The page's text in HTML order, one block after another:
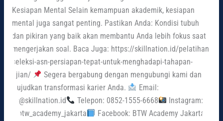
Kesiapan Mental Selain kemampuan akademik, kesiapan
mental juga sangat penting. Pastikan Anda: Kondisi tubuh
dan pikiran yang baik akan membantu Anda lebih fokus saat
mengerjakan soal. Baca Juga: https://skillnation.id/pelatihan-
seleksi-asn-persiapan-tepat-untuk-menghadapi-tahapan-
ujian/
Segera bergabung dengan mengubungi kami dan
wujudkan transformasi karier Anda.
Email:
cs@skillnation.id
Telepon: 0852-1555-6668
Instagram:
@btw_academy_jakarta
Facebook: BTW Academy Jakarta